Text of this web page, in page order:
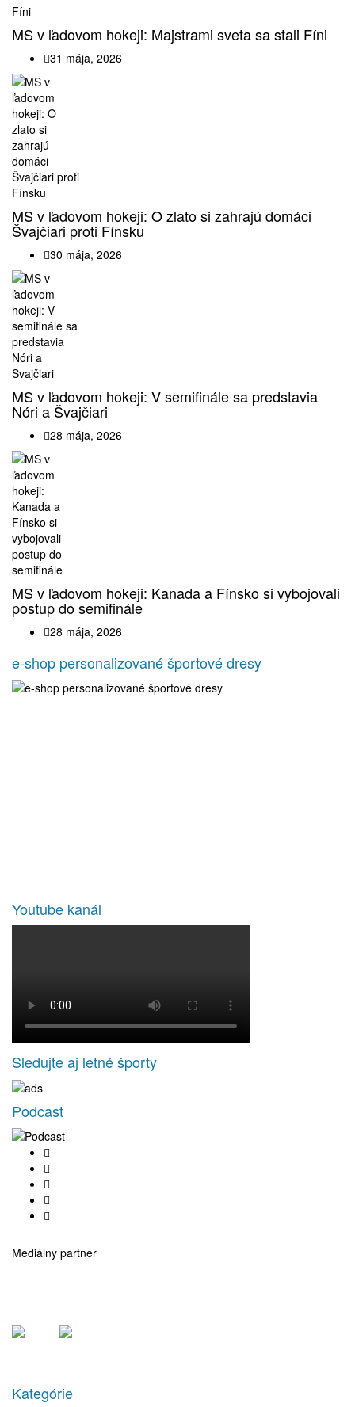
MS v ľadovom hokeji: Majstrami sveta sa stali Fíni
31 mája, 2026
MS v ľadovom hokeji: O zlato si zahrajú domáci
Švajčiari proti Fínsku
30 mája, 2026
MS v ľadovom hokeji: V semifinále sa predstavia
Nóri a Švajčiari
28 mája, 2026
MS v ľadovom hokeji: Kanada a Fínsko si vybojovali
postup do semifinále
28 mája, 2026
e-shop personalizované športové dresy
Youtube kanál
Sledujte aj letné športy
Podcast
Mediálny partner
Kategórie